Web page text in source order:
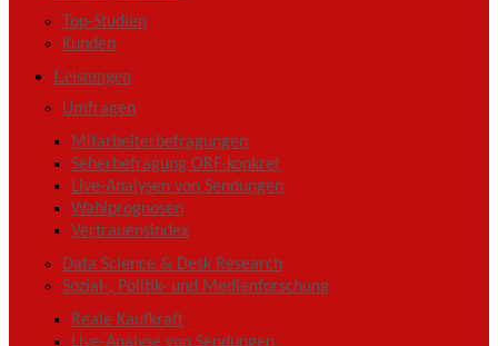
Top-Studien
Kunden
Leistungen
Umfragen
Mitarbeiterbefragungen
Seherbefragung ORF-konkret
Live-Analysen von Sendungen
Wahlprognosen
Vertrauensindex
Data Science & Desk Research
Sozial-, Politik- und Medienforschung
Reale Kaufkraft